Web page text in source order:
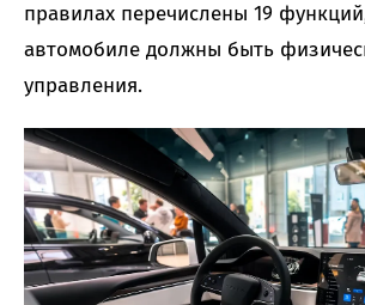
правилах перечислены 19
автомобиле должны быть
управления.